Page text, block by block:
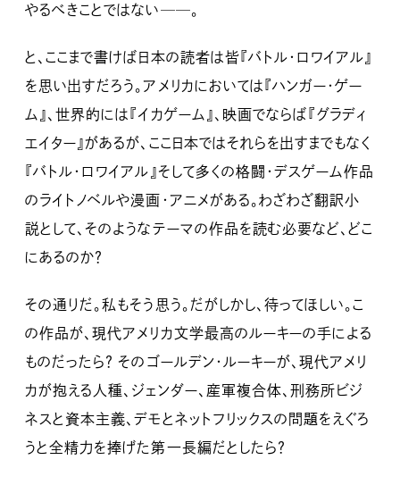
やるべきことではない──。
と、ここまで書けば日本の読者は皆『バトル・ロワイアル』
を思い出すだろう。アメリカにおいては『ハンガー・ゲー
ム』、世界的には『イカゲーム』、映画でならば『グラディ
エイター』があるが、ここ日本ではそれらを出すまでもなく
『バトル・ロワイアル』そして多くの格闘・デスゲーム作品
のライトノベルや漫画・アニメがある。わざわざ翻訳小
説として、そのようなテーマの作品を読む必要など、どこ
にあるのか？
その通りだ。私もそう思う。だがしかし、待ってほしい。こ
の作品が、現代アメリカ文学最高のルーキーの手による
ものだったら？ そのゴールデン・ルーキーが、現代アメリ
カが抱える人種、ジェンダー、産軍複合体、刑務所ビジ
ネスと資本主義、デモとネットフリックスの問題をえぐろ
うと全精力を捧げた第一長編だとしたら？